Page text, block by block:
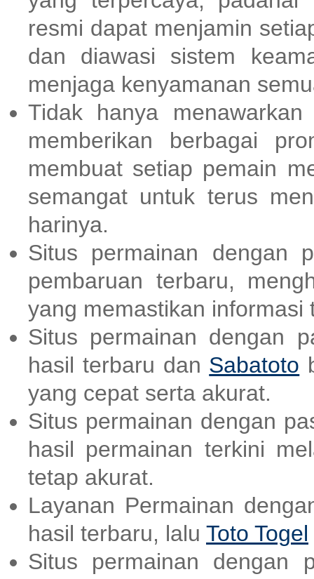
resmi dapat menjamin
dan diawasi sistem
menjaga kenyamanan
Tidak hanya
memberikan berbagai
membuat setiap pemain
semangat untuk terus
harinya.
Situs permainan dengan
pembaruan terbaru,
yang memastikan informasi
Situs permainan dengan
hasil terbaru dan Sabatoto
yang cepat serta akurat.
Situs permainan dengan
hasil permainan terkini
tetap akurat.
Layanan Permainan
hasil terbaru, lalu Toto Togel
Situs permainan dengan